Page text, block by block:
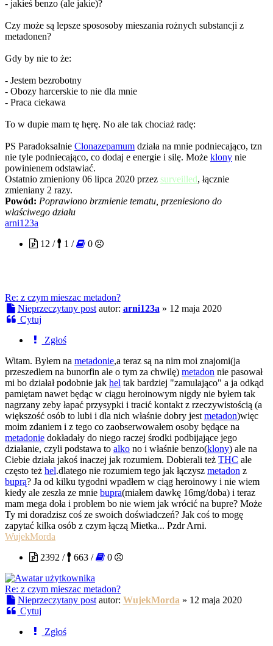
- jakieś benzo (ale jakie)?
Czy może są lepsze spososoby mieszania rożnych substancji z
metadonen?
Gdy by nie to że:
- Jestem bezrobotny
- Obozy harcerskie to nie dla mnie
- Praca ciekawa
To w dupie mam tę hęrę. No ale tak chociaż radę:
PS Paradoksalnie Clonazepamum działa na mnie podniecająco, tzn
nie tyle podniecająco, co dodaj e energie i silę. Może klony nie
powinienem odstawiać.
Ostatnio zmieniony 06 lipca 2020 przez surveilled, łącznie
zmieniany 2 razy.
Powód: Poprawiono brzmienie tematu, przeniesiono do
właściwego działu
arni123a
12 /
1 / 0
Re: z czym mieszac metadon?
Nieprzeczytany post autor: arni123a » 12 maja 2020
Cytuj
Zgłoś
Witam. Byłem na metadonie,a teraz są na nim moi znajomi(ja
przeszedłem na bunorfin ale o tym za chwilę) metadon nie pasował
mi bo działał podobnie jak hel tak bardziej "zamulająco" a ja odkąd
pamiętam nawet będąc w ciągu heroinowym nigdy nie byłem tak
nagrzany zeby łapać przysypki i tracić kontakt z rzeczywistością (a
większość osób to lubi i dla nich właśnie dobry jest metadon)więc
moim zdaniem i z tego co zaobserwowałem osoby będące na
metadonie dokładały do niego raczej środki podbijające jego
działanie, czyli podstawa to alko no i właśnie benzo(klony) ale na
Ciebie działa jakoś inaczej jak rozumiem. Dobierali też THC ale
często też hel.dlatego nie rozumiem tego jak łączysz metadon z
buprą? Ja od kilku tygodni wpadłem w ciąg heroinowy i nie wiem
kiedy ale zeszła ze mnie bupra(miałem dawkę 16mg/doba) i teraz
mam mega doła i problem bo nie wiem jak wrócić na bupre? Może
Ty mi doradzisz coś ze swoich doświadczeń? Jak coś to mogę
zapytać kilka osób z czym łączą Mietka... Pzdr Arni.
WujekMorda
2392 /
663 / 0
Re: z czym mieszac metadon?
Nieprzeczytany post autor: WujekMorda » 12 maja 2020
Cytuj
Zgłoś